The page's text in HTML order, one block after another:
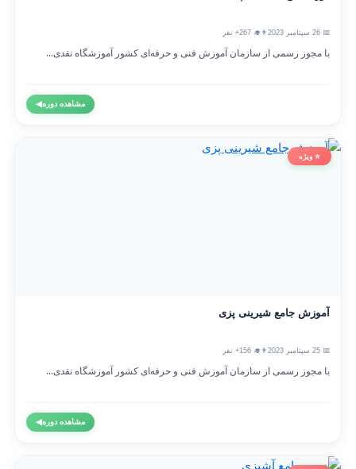
👨‍🎓 267+ نفر
با مجوز رسمی از سازمان آموزش فنی و حرفه‌ای کشور آموزشگاه نقدی...
مشاهده دوره◀
⭐ ویژه
آموزش جامع شیرینی پزی
👨‍🎓 156+ نفر
با مجوز رسمی از سازمان آموزش فنی و حرفه‌ای کشور آموزشگاه نقدی...
مشاهده دوره◀